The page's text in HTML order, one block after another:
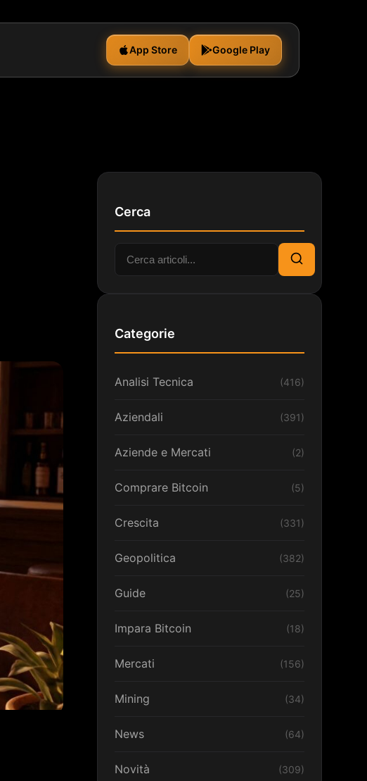
App Store Google Play
Cerca
Cerca:
Cerca
Categorie
Analisi Tecnica (416)
Aziendali (391)
Aziende e Mercati (2)
Comprare Bitcoin (5)
Crescita (331)
Geopolitica (382)
Guide (25)
Impara Bitcoin (18)
Mercati (156)
Mining (34)
News (64)
Novità (309)